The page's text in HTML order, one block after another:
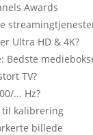
Awards
Ultra HD & 4K?
Bedste
TV?
... Hz?
til kalibrering
billede